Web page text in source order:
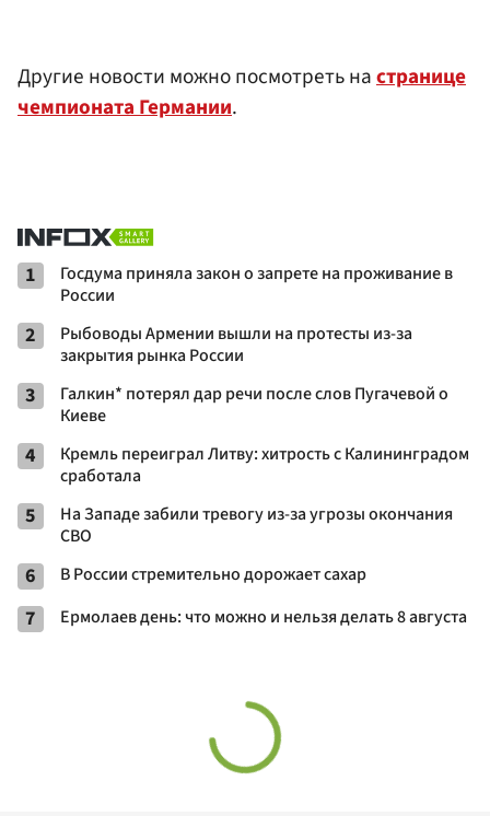
Другие новости можно посмотреть настранице
чемпионата Германии.
1
Госдума приняла закон о запрете на проживание в
России
2
Рыбоводы Армении вышли на протесты из-за
закрытия рынка России
3
Галкин* потерял дар речи после слов Пугачевой о
Киеве
4
Кремль переиграл Литву: хитрость с Калининградом
сработала
5
На Западе забили тревогу из-за угрозы окончания
СВО
6 В России стремительно дорожает сахар
7 Ермолаев день: что можно и нельзя делать 8 августа